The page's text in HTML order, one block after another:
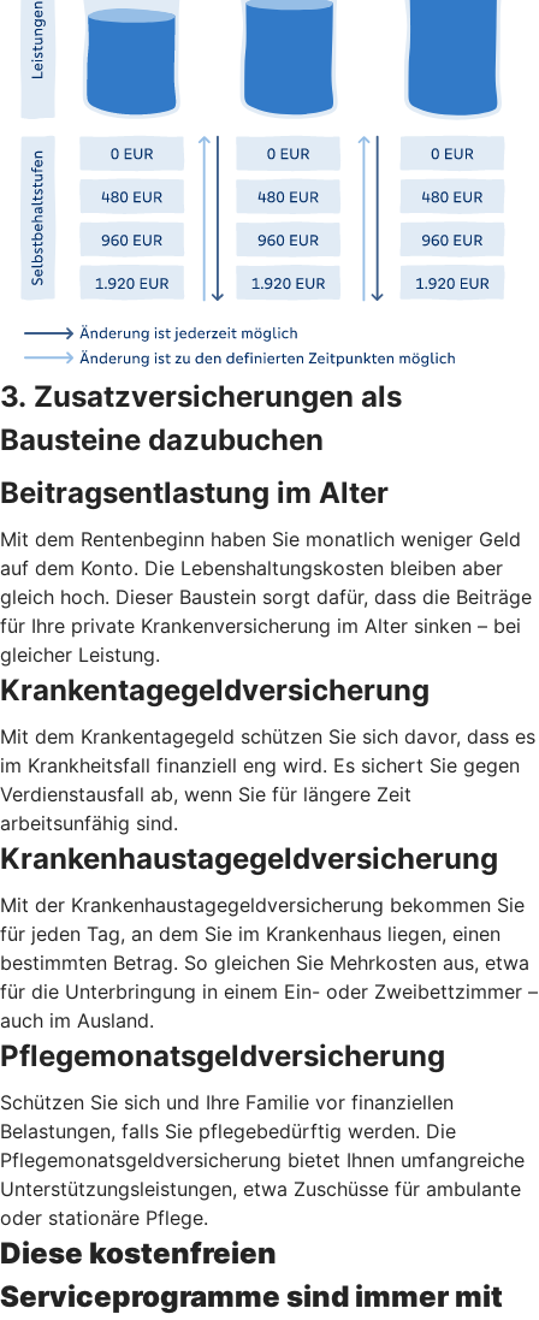
3. Zusatzversicherungen als
Bausteine dazubuchen
Beitragsentlastung im Alter
Mit dem Rentenbeginn haben Sie monatlich weniger Geld
auf dem Konto. Die Lebenshaltungskosten bleiben aber
gleich hoch. Dieser Baustein sorgt dafür, dass die Beiträge
für Ihre private Krankenversicherung im Alter sinken – bei
gleicher Leistung.
Krankentagegeldversicherung
Mit dem Krankentagegeld schützen Sie sich davor, dass es
im Krankheitsfall finanziell eng wird. Es sichert Sie gegen
Verdienstausfall ab, wenn Sie für längere Zeit
arbeitsunfähig sind.
Krankenhaustagegeldversicherung
Mit der Krankenhaustagegeldversicherung bekommen Sie
für jeden Tag, an dem Sie im Krankenhaus liegen, einen
bestimmten Betrag. So gleichen Sie Mehrkosten aus, etwa
für die Unterbringung in einem Ein- oder Zweibettzimmer –
auch im Ausland.
Pflegemonatsgeldversicherung
Schützen Sie sich und Ihre Familie vor finanziellen
Belastungen, falls Sie pflegebedürftig werden. Die
Pflegemonatsgeldversicherung bietet Ihnen umfangreiche
Unterstützungsleistungen, etwa Zuschüsse für ambulante
oder stationäre Pflege.
Diese kostenfreien
Serviceprogramme sind immer mit